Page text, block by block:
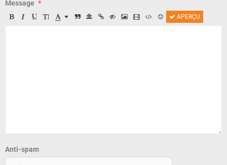
Message
APERÇU
Anti-spam